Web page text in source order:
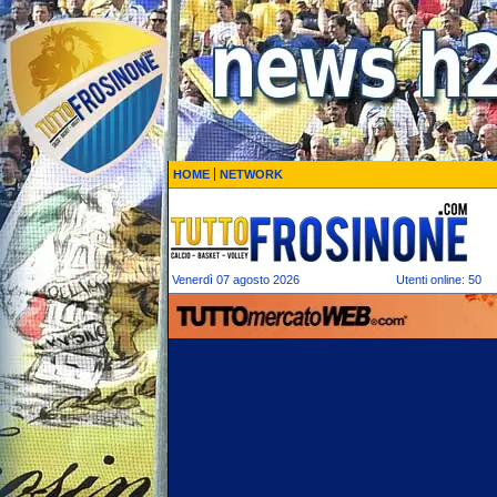
HOME NETWORK
Venerdì 07 agosto 2026 Utenti online: 50